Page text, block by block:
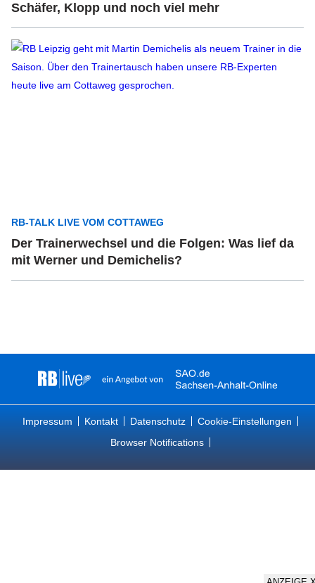
Schäfer, Klopp und noch viel mehr
RB-TALK LIVE VOM COTTAWEG
Der Trainerwechsel und die Folgen: Was lief da
mit Werner und Demichelis?
Impressum Kontakt Datenschutz
Cookie-Einstellungen
Browser Notifications